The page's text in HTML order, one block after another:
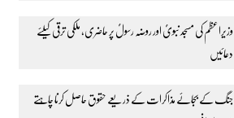
وزیراعظم کی مسجد نبویؐ اور روضہ رسولؐ پر حاضری، ملکی ترقی کیلئے
دعائیں
جنگ کے بجائے مذاکرات کے ذریعے حقوق حاصل کرنا چاہتے